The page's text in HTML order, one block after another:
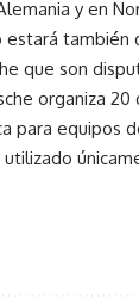
y en
estará también
que son
organiza 20
para equipos